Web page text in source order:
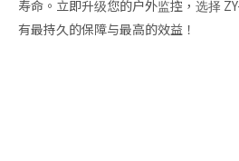
寿命。立即升级您的户外监控，选择
有最持久的保障与最高的效益！